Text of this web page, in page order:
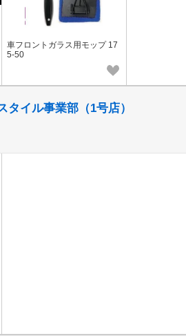
車フロントガラス用モップ 17
5-50
タイル事業部（1号店）